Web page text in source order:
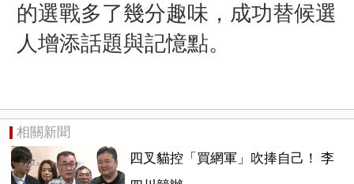
的選戰多了幾分趣味，成功替候選
人增添話題與記憶點。
相關新聞
四叉貓控「買網軍」吹捧自己！ 李